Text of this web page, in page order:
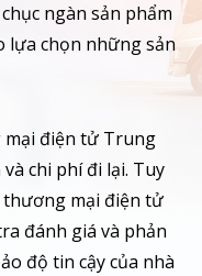
ngàn sản phẩm
lựa chọn những sản
mại điện tử Trung
chi phí đi lại. Tuy
thương mại điện tử
đánh giá và phản
độ tin cậy của nhà